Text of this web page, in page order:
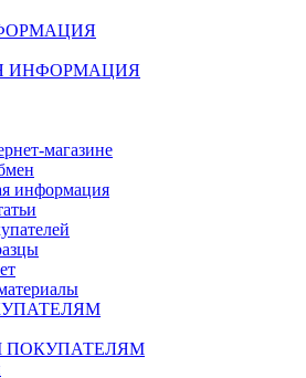
ИНФОРМАЦИЯ
магазине
информация